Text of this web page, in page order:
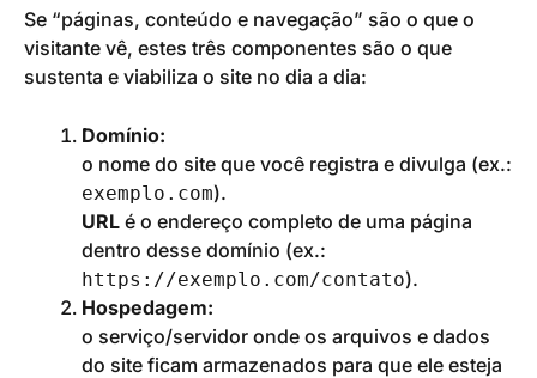
Se “páginas, conteúdo e navegação” são o que o
visitante vê, estes três componentes são o que
sustenta e viabiliza o site no dia a dia:
Domínio:
o nome do site que você registra e divulga (ex.:
exemplo.com).
URL é o endereço completo de uma página
dentro desse domínio (ex.:
https://exemplo.com/contato).
Hospedagem:
o serviço/servidor onde os arquivos e dados
do site ficam armazenados para que ele esteja